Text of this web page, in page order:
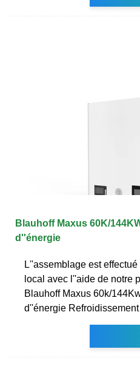
Blauhoff Maxus 60K/
d''énergie
L''assemblage est
local avec l''aide de notre
Blauhoff Maxus 60k/
d''énergie